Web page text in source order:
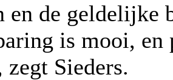
en de geldelijke
is mooi,
zegt Sieders.